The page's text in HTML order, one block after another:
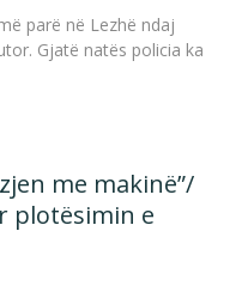
parë në Lezhë ndaj
Gjatë natës policia ka
me makinë”/
plotësimin e